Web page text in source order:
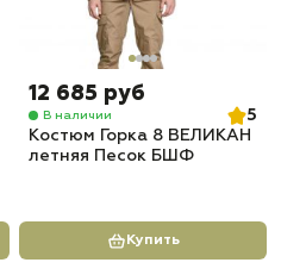
12 685 руб
В наличии
5
Костюм Горка 8 ВЕЛИКАН
летняя Песок БШФ
Купить